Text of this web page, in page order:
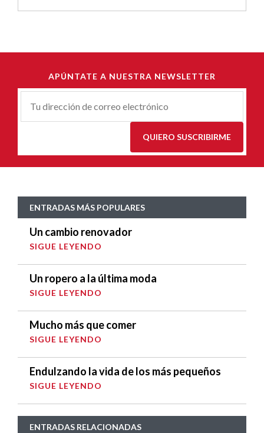
APÚNTATE A NUESTRA NEWSLETTER
Correu-
QUIERO SUSCRIBIRME
ENTRADAS MÁS POPULARES
Un cambio renovador
SIGUE LEYENDO
Un ropero a la última moda
SIGUE LEYENDO
Mucho más que comer
SIGUE LEYENDO
Endulzando la vida de los más pequeños
SIGUE LEYENDO
ENTRADAS RELACIONADAS